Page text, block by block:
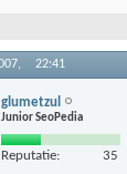
22:41
glumetzul
Junior SeoPedia
Reputatie: 35